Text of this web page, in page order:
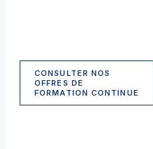
CONSULTER NOS
OFFRES DE
FORMATION CONTINUE